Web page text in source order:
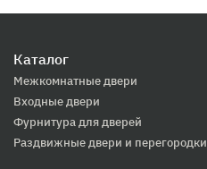
Каталог
Межкомнатные двери
Входные двери
Фурнитура для дверей
Раздвижные двери и перегородки